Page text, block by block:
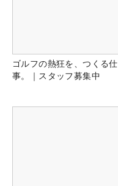
ゴルフの熱狂を、つくる仕
事。｜スタッフ募集中